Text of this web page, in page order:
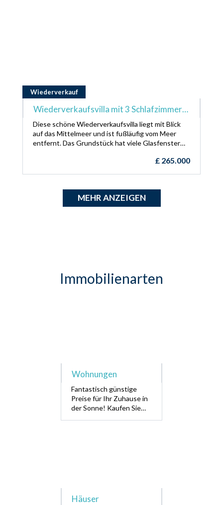
Wiederverkauf
Wiederverkaufsvilla mit 3 Schlafzimmern
+ 10m x 5m Schwimmbad + voll möbliert +
zu Fuß erreichbar zum Korineum Golf Club
Diese schöne Wiederverkaufsvilla liegt mit Blick
auf das Mittelmeer und ist fußläufig vom Meer
entfernt. Das Grundstück hat viele Glasfenster
Minuten entfernt.
£ 265.000
MEHR ANZEIGEN
Immobilienarten
Wohnungen
Fantastisch günstige
Preise für Ihr Zuhause in
der Sonne! Kaufen Sie
Häuser